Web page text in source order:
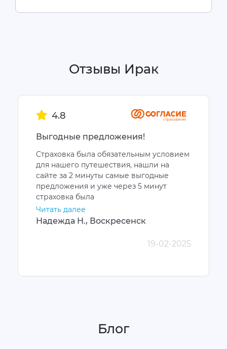
Отзывы Ирак
4.8
Выгодные предложения!
Страховка была обязательным условием
для нашего путешествия, нашли на
сайте за 2 минуты самые выгодные
предложения и уже через 5 минут
страховка была
Читать далее
Надежда Н., Воскресенск
19-02-2025
Блог